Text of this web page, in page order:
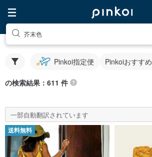
芥末色
Pinkoi指定便 Pinkoiおすすめ
の検索結果：611 件
一部自動翻訳されています
送料無料